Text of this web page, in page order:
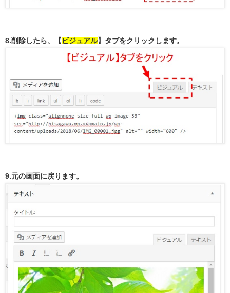
8.削除したら、【 ビジュアル】タブをクリックします。
9.元の画面に戻ります。